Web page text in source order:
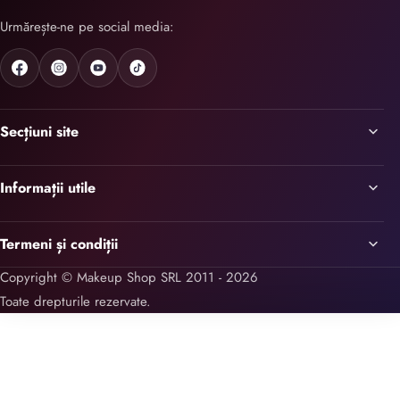
Urmărește-ne pe social media:
Secțiuni site
Informații utile
Termeni și condiții
Copyright © Makeup Shop SRL 2011 - 2026
Toate drepturile rezervate.